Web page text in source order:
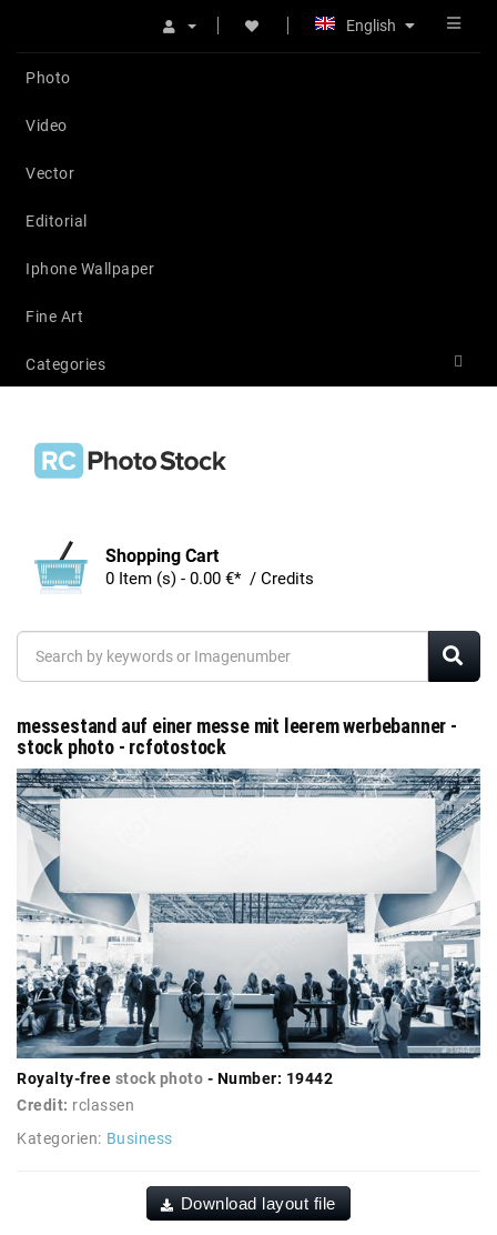
English
Photo
Video
Vector
Editorial
Iphone Wallpaper
Fine Art
Categories
Shopping Cart
0 Item (s) - 0.00 €* / Credits
messestand auf einer messe mit leerem werbebanner -
stock photo - rcfotostock
Royalty-free stock photo - Number: 19442
Credit: rclassen
Kategorien: Business
Download layout file